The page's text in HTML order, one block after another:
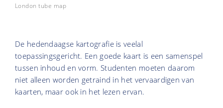
London tube map
De hedendaagse kartografie is veelal
toepassingsgericht. Een goede kaart is een samenspel
tussen inhoud en vorm. Studenten moeten daarom
niet alleen worden getraind in het vervaardigen van
kaarten, maar ook in het lezen ervan.